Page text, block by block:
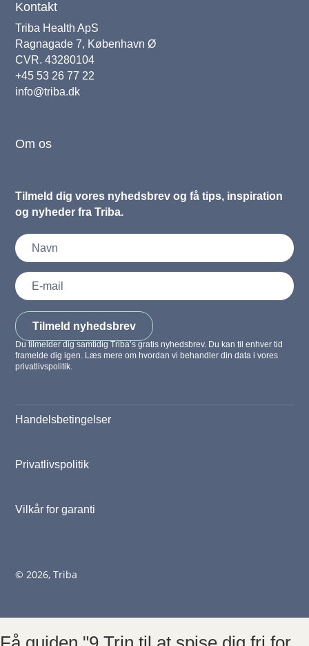
Kontakt
Triba Health ApS
Ragnagade 7, København Ø
CVR. 43280104
+45 53 26 77 22
info@triba.dk
Om os
Tilmeld dig vores nyhedsbrev og få tips, inspiration
og nyheder fra Triba.
Tilmeld nyhedsbrev
Du tilmelder dig samtidig Triba’s gratis nyhedsbrev. Du kan til enhver tid
framelde dig igen. Læs mere om hvordan vi behandler din data i vores
privatlivspolitik.
Handelsbetingelser
Privatlivspolitik
Vilkår for garanti
© 2026, Triba